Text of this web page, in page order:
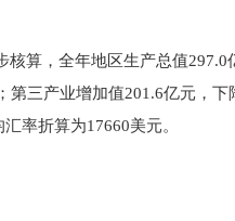
，全年地区生产总值297.0
第三产业增加值201.6亿元，
率折算为17660美元。